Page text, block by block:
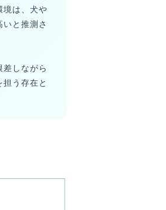
境は、犬や
と推測さ
しながら
う存在と